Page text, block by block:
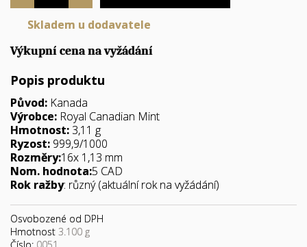
Skladem u dodavatele
Výkupní cena na vyžádání
Popis produktu
Původ: Kanada
Výrobce: Royal Canadian Mint
Hmotnost: 3,11 g
Ryzost: 999,9/1000
Rozměry:16x 1,13 mm
Nom. hodnota:5 CAD
Rok ražby: různý (aktuální rok na vyžádání)
Osvobozené od DPH
Hmotnost 3.100 g